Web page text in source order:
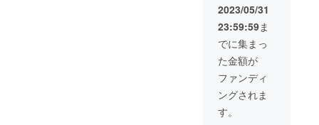
2023/05/31
23:59:59ま
でに集まっ
た金額が
ファンディ
ングされま
す。